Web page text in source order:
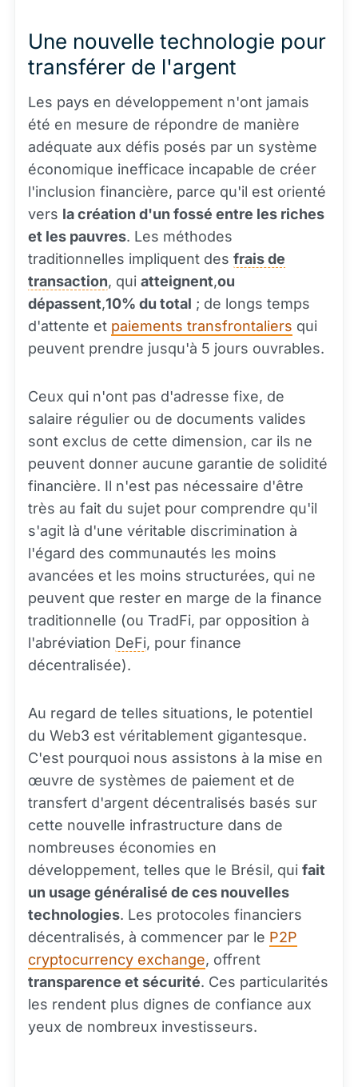
Une nouvelle technologie pour
transférer de l'argent
Les pays en développement n'ont jamais
été en mesure de répondre de manière
adéquate aux défis posés par un système
économique inefficace incapable de créer
l'inclusion financière, parce qu'il est orienté
vers la création d'un fossé entre les riches
et les pauvres. Les méthodes
traditionnelles impliquent des frais de
transaction, qui atteignent,ou
dépassent,10% du total ; de longs temps
d'attente et paiements transfrontaliers qui
peuvent prendre jusqu'à 5 jours ouvrables.
Ceux qui n'ont pas d'adresse fixe, de
salaire régulier ou de documents valides
sont exclus de cette dimension, car ils ne
peuvent donner aucune garantie de solidité
financière. Il n'est pas nécessaire d'être
très au fait du sujet pour comprendre qu'il
s'agit là d'une véritable discrimination à
l'égard des communautés les moins
avancées et les moins structurées, qui ne
peuvent que rester en marge de la finance
traditionnelle (ou TradFi, par opposition à
l'abréviation DeFi, pour finance
décentralisée).
Au regard de telles situations, le potentiel
du Web3 est véritablement gigantesque.
C'est pourquoi nous assistons à la mise en
œuvre de systèmes de paiement et de
transfert d'argent décentralisés basés sur
cette nouvelle infrastructure dans de
nombreuses économies en
développement, telles que le Brésil, qui fait
un usage généralisé de ces nouvelles
technologies. Les protocoles financiers
décentralisés, à commencer par le P2P
cryptocurrency exchange, offrent
transparence et sécurité. Ces particularités
les rendent plus dignes de confiance aux
yeux de nombreux investisseurs.